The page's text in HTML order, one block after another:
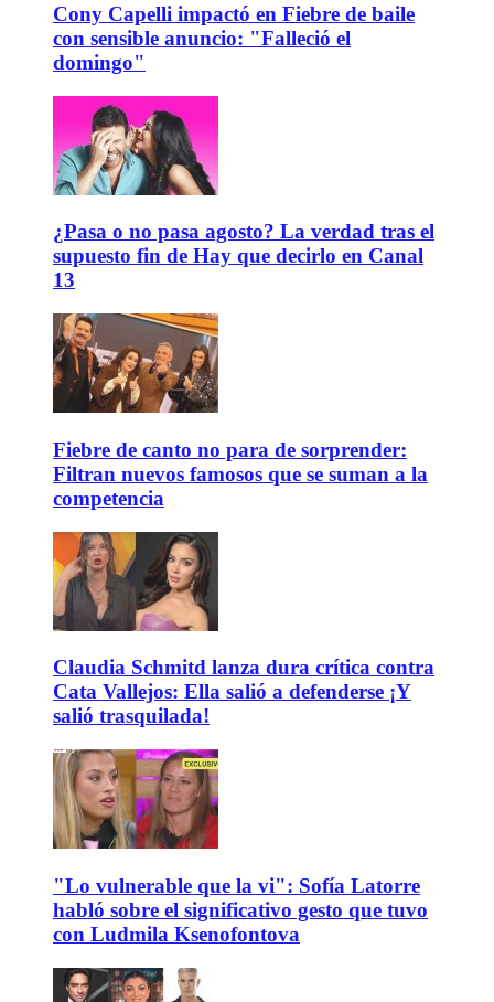
Cony Capelli impactó en Fiebre de baile
con sensible anuncio: "Falleció el
domingo"
¿Pasa o no pasa agosto? La verdad tras el
supuesto fin de Hay que decirlo en Canal
13
Fiebre de canto no para de sorprender:
Filtran nuevos famosos que se suman a la
competencia
Claudia Schmitd lanza dura crítica contra
Cata Vallejos: Ella salió a defenderse ¡Y
salió trasquilada!
"Lo vulnerable que la vi": Sofía Latorre
habló sobre el significativo gesto que tuvo
con Ludmila Ksenofontova